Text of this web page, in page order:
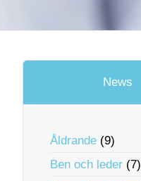
News
Åldrande (9)
Ben och leder (7)